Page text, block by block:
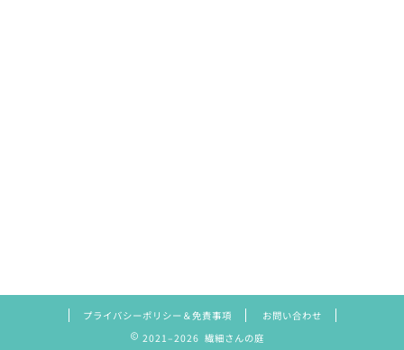
プライバシーポリシー＆免責事項
お問い合わせ
2021–2026 繊細さんの庭